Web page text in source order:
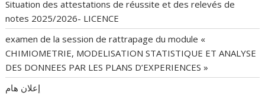
Situation des attestations de réussite et des relevés de
notes 2025/2026- LICENCE
examen de la session de rattrapage du module «
CHIMIOMETRIE, MODELISATION STATISTIQUE ET ANALYSE
DES DONNEES PAR LES PLANS D’EXPERIENCES »
إعلان هام